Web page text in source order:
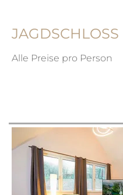
JAGDSCHLOSS
Alle Preise pro Person